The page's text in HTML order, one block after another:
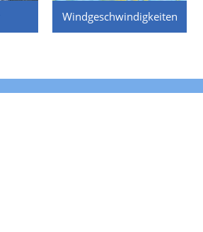
Windgeschwindigkeiten